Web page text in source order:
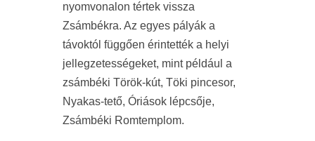
nyomvonalon tértek vissza
Zsámbékra. Az egyes pályák a
távoktól függően érintették a helyi
jellegzetességeket, mint például a
zsámbéki Török-kút, Töki pincesor,
Nyakas-tető, Óriások lépcsője,
Zsámbéki Romtemplom.